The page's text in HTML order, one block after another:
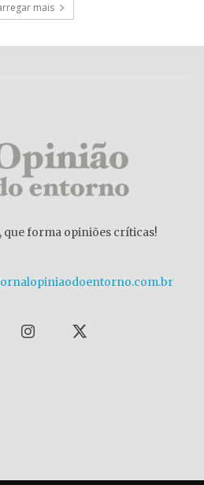
mais
que forma opiniões críticas!